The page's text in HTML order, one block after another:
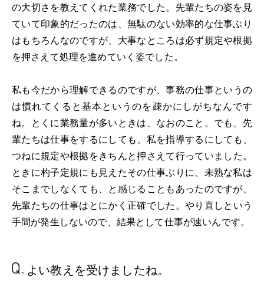
の大切さを教えてくれた業務でした。先輩たちの姿を見
ていて印象的だったのは、無駄のない効率的な仕事ぶり
はもちろんなのですが、大事なところは必ず規定や根拠
を押さえて処理を進めていく姿でした。
私も今だから理解できるのですが、事務の仕事というの
は慣れてくると基本というのを疎かにしがちなんです
ね。とくに業務量が多いときは、なおのこと。でも、先
輩たちは仕事をするにしても、私を指導するにしても、
つねに規定や根拠をきちんと押さえて行っていました。
ときに杓子定規にも見えたその仕事ぶりに、未熟な私は
そこまでしなくても、と感じることもあったのですが、
先輩たちの仕事はとにかく正確でした。やり直しという
手間が発生しないので、結果として仕事が速いんです。
よい教えを受けましたね。